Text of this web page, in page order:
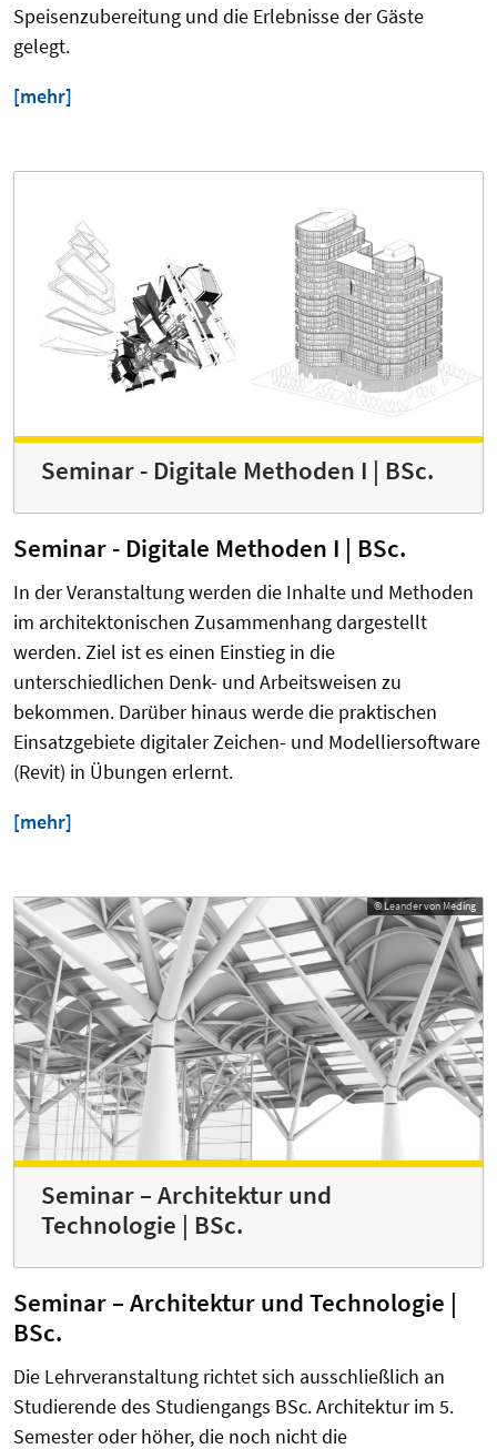
Speisenzubereitung und die Erlebnisse der Gäste
gelegt.
[mehr]
Seminar - Digitale Methoden I | BSc.
Seminar - Digitale Methoden I | BSc.
In der Veranstaltung werden die Inhalte und Methoden
im architektonischen Zusammenhang dargestellt
werden. Ziel ist es einen Einstieg in die
unterschiedlichen Denk- und Arbeitsweisen zu
bekommen. Darüber hinaus werde die praktischen
Einsatzgebiete digitaler Zeichen- und Modelliersoftware
(Revit) in Übungen erlernt.
[mehr]
© Leander von Meding
Seminar – Architektur und
Technologie | BSc.
Seminar – Architektur und Technologie |
BSc.
Die Lehrveranstaltung richtet sich ausschließlich an
Studierende des Studiengangs BSc. Architektur im 5.
Semester oder höher, die noch nicht die